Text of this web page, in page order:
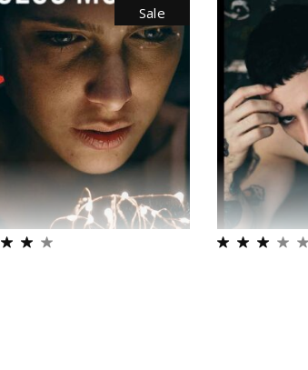
Sale
13.00 $10.00